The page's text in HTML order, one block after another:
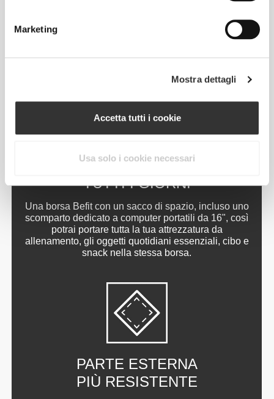
Marketing
Mostra dettagli
Accetta tutti i cookie
Usa solo i cookie necessari
Con aperture di facile accesso da entrambi i lati ed
un tunnel isolato, la borsa è pensata per portare tutti
DA USARE
TUTTI I GIORNI
Una borsa Befit con un sacco di spazio, incluso uno
scomparto dedicato a computer portatili da 16", così
potrai portare tutta la tua attrezzatura da
allenamento, gli oggetti quotidiani essenziali, cibo e
snack nella stessa borsa.
PARTE ESTERNA
PIÙ RESISTENTE